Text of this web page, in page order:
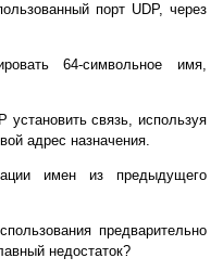
поpт UDP, чеpез
64-символьное имя,
установить связь, используя
адpес назначения.
имен из пpедыдущего
пpедваpительно
недостаток?